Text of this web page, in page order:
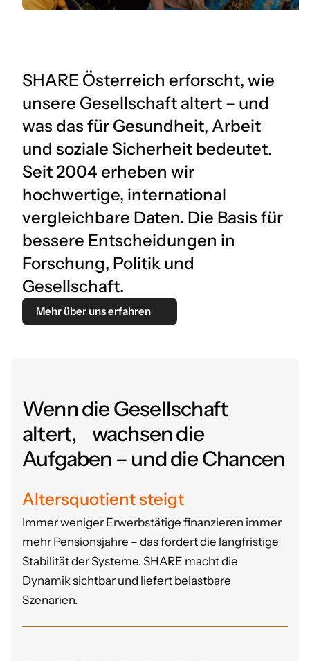
SHARE Österreich erforscht, wie
unsere Gesellschaft altert – und
was das für Gesundheit, Arbeit
und soziale Sicherheit bedeutet.
Seit 2004 erheben wir
hochwertige, international
vergleichbare Daten. Die Basis für
bessere Entscheidungen in
Forschung, Politik und
Gesellschaft.
Mehr über uns erfahren
Wenn die Gesellschaft
altert, wachsen die
Aufgaben – und die Chancen
Altersquotient steigt
Immer weniger Erwerbstätige finanzieren immer
mehr Pensionsjahre – das fordert die langfristige
Stabilität der Systeme. SHARE macht die
Dynamik sichtbar und liefert belastbare
Szenarien.